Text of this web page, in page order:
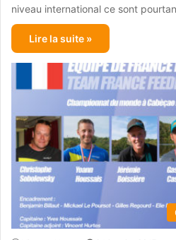
niveau international ce sont
Lire la suite »